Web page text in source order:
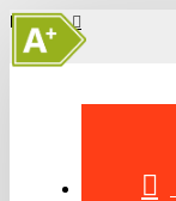
МЕНЮ
A+